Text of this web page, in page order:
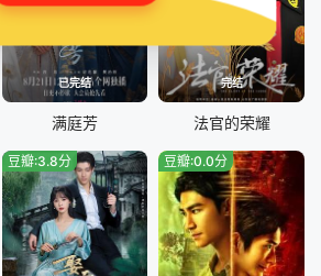
已完结
满庭芳
完结
法官的荣耀
豆瓣:3.8分 豆瓣:0.0分